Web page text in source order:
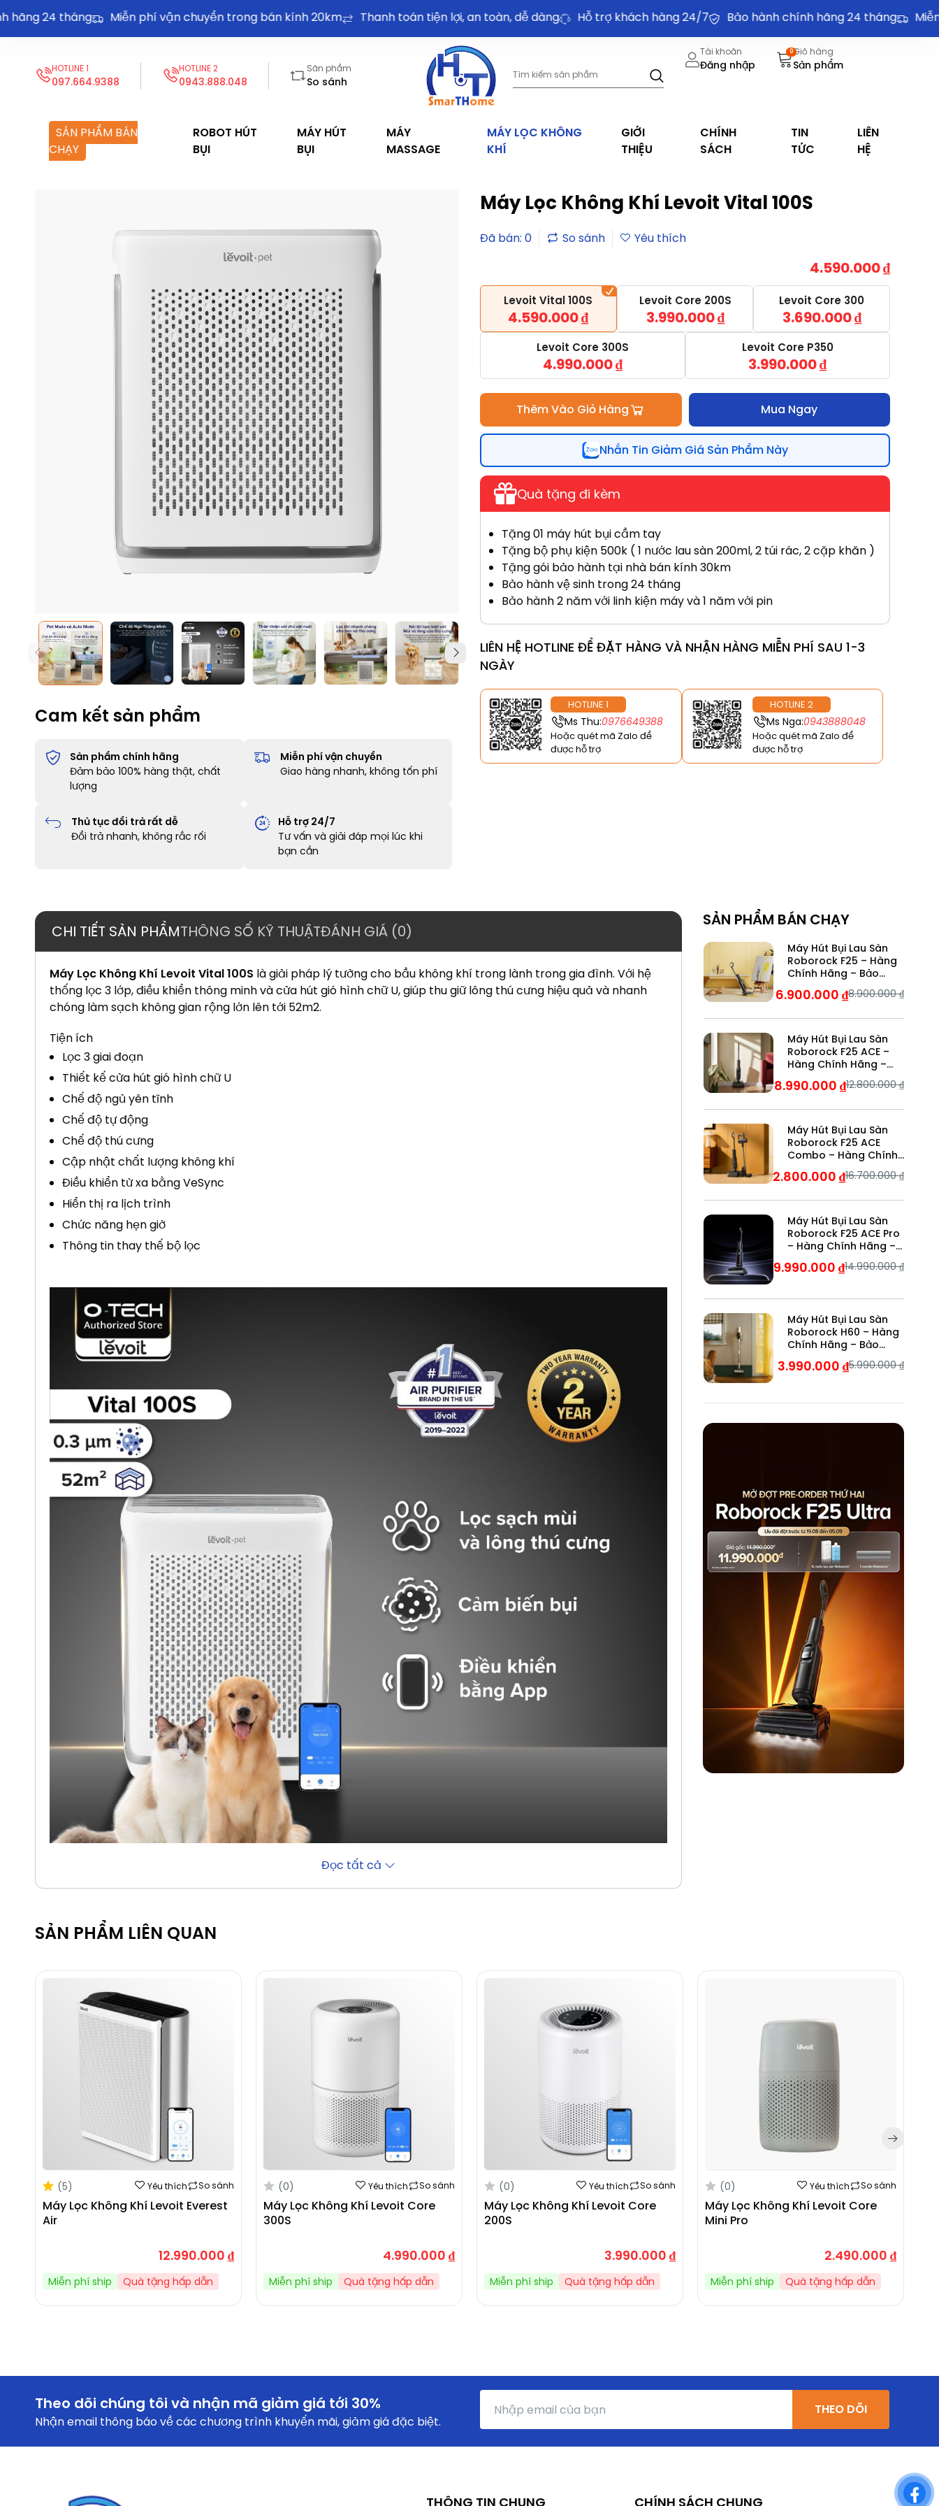
24 tháng Miễn phí vận chuyển trong bán kính 20km Thanh toán tiện lợi, an toàn, dễ dàng Hỗ trợ khách hàng 24/7 Bảo hành chính hãng 24 tháng Miễn
HOTLINE 1
097.664.9388
HOTLINE 2
0943.888.048
Sản phẩm
So sánh
Tài khoản
Đăng nhập
0Giỏ hàng
Sản phẩm
SẢN PHẨM BÁN
CHẠY
ROBOT HÚT
BỤI
MÁY HÚT
BỤI
MÁY
MASSAGE
MÁY LỌC KHÔNG
KHÍ
GIỚI
THIỆU
CHÍNH
SÁCH
TIN
TỨC
LIÊN
HỆ
Cam kết sản phẩm
Sản phẩm chính hãng
Đảm bảo 100% hàng thật, chất
lượng
Miễn phí vận chuyển
Giao hàng nhanh, không tốn phí
Thủ tục đổi trả rất dễ
Đổi trả nhanh, không rắc rối
Hỗ trợ 24/7
Tư vấn và giải đáp mọi lúc khi
bạn cần
Máy Lọc Không Khí Levoit Vital 100S
Đã bán: 0
4.590.000₫
Levoit Vital 100S
4.590.000₫
Levoit Core 200S
3.990.000₫
Levoit Core 300
3.690.000₫
Levoit Core 300S
4.990.000₫
Levoit Core P350
3.990.000₫
Thêm Vào Giỏ Hàng Mua Ngay
Nhắn Tin Giảm Giá Sản Phẩm Này
Quà tặng đi kèm
Tặng 01 máy hút bụi cầm tay
Tặng bộ phụ kiện 500k ( 1 nước lau sàn 200ml, 2 túi rác, 2 cặp khăn )
Tặng gói bảo hành tại nhà bán kính 30km
Bảo hành vệ sinh trong 24 tháng
Bảo hành 2 năm với linh kiện máy và 1 năm với pin
LIÊN HỆ HOTLINE ĐỂ ĐẶT HÀNG VÀ NHẬN HÀNG MIỄN PHÍ SAU 1-3
NGÀY
HOTLINE 1
Ms Thu:0976649388
Hoặc quét mã Zalo để
được hỗ trợ
HOTLINE 2
Ms Nga:0943888048
Hoặc quét mã Zalo để
được hỗ trợ
CHI TIẾT SẢN PHẨMTHÔNG SỐ KỸ THUẬTĐÁNH GIÁ (0)
Máy Lọc Không Khí Levoit Vital 100S là giải pháp lý tưởng cho bầu không khí trong lành trong gia đình. Với hệ
thống lọc 3 lớp, điều khiển thông minh và cửa hút gió hình chữ U, giúp thu giữ lông thú cưng hiệu quả và nhanh
chóng làm sạch không gian rộng lớn lên tới 52m2.
Tiện ích
Lọc 3 giai đoạn
Thiết kế cửa hút gió hình chữ U
Chế độ ngủ yên tĩnh
Chế độ tự động
Chế độ thú cưng
Cập nhật chất lượng không khí
Điều khiển từ xa bằng VeSync
Hiển thị ra lịch trình
Chức năng hẹn giờ
Thông tin thay thế bộ lọc
Đọc tất cả
SẢN PHẨM BÁN CHẠY
Máy Hút Bụi Lau Sàn
Roborock F25 – Hàng
Chính Hãng – Bảo
Hành 24 Tháng
8.900.000₫
6.900.000 ₫
Máy Hút Bụi Lau Sàn
Roborock F25 ACE –
Hàng Chính Hãng –
Bảo Hành 24 Tháng
12.800.000₫
8.990.000 ₫
Máy Hút Bụi Lau Sàn
Roborock F25 ACE
Combo – Hàng Chính
Hãng – Bảo Hành 24
Tháng
16.700.000₫
12.800.000 ₫
Máy Hút Bụi Lau Sàn
Roborock F25 ACE Pro
– Hàng Chính Hãng –
Bảo Hành 24 Tháng
14.990.000₫
9.990.000 ₫
Máy Hút Bụi Lau Sàn
Roborock H60 – Hàng
Chính Hãng – Bảo
Hành 24 Tháng
5.990.000₫
3.990.000 ₫
SẢN PHẨM LIÊN QUAN
(5) Yêu thích So sánh
Máy Lọc Không Khí Levoit Everest
Air
12.990.000 ₫
Miễn phí ship Quà tặng hấp dẫn
(0) Yêu thích So sánh
Máy Lọc Không Khí Levoit Core
300S
4.990.000 ₫
Miễn phí ship Quà tặng hấp dẫn
(0) Yêu thích So sánh
Máy Lọc Không Khí Levoit Core
200S
3.990.000 ₫
Miễn phí ship Quà tặng hấp dẫn
(0) Yêu thích So sánh
Máy Lọc Không Khí Levoit Core
Mini Pro
2.490.000 ₫
Miễn phí ship Quà tặng hấp dẫn
Theo dõi chúng tôi và nhận mã giảm giá tới 30%
Nhận email thông báo về các chương trình khuyến mãi, giảm giá đặc biệt.
THEO DÕI
THÔNG TIN CHUNG CHÍNH SÁCH CHUNG